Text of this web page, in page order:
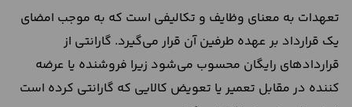
تعهدات به معنای وظایف و تکالیفی است که به موجب امضای
یک قرارداد بر عهده طرفین آن قرار می‌گیرد. گارانتی از
قراردادهای رایگان محسوب می‌شود زیرا فروشنده یا عرضه
کننده در مقابل تعمیر یا تعویض کالایی که گارانتی کرده است